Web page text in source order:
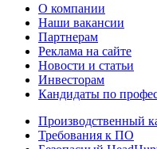
О компании
Наши вакансии
Партнерам
Реклама на сайте
Новости и статьи
Инвесторам
Кандидаты по
Производственный
Требования к ПО